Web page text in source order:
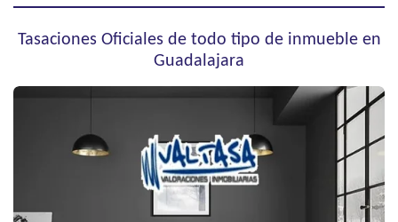
Tasaciones Oficiales de todo tipo de inmueble en
Guadalajara